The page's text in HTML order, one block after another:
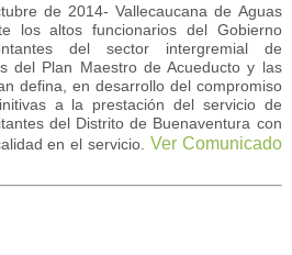
de 2014- Vallecaucana de Aguas
los altos funcionarios del Gobierno
del sector intergremial de
del Plan Maestro de Acueducto y las
defina, en desarrollo del compromiso
a la prestación del servicio de
del Distrito de Buenaventura con
en el servicio. Ver Comunicado